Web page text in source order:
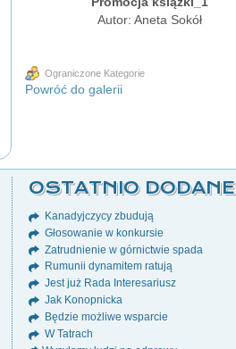
Autor: Aneta Sokół
Ograniczone Kategorie
Powróć do galerii
OSTATNIO DODANE
Kanadyjczycy zbudują
Głosowanie w konkursie
Zatrudnienie w górnictwie spada
Rumunii dynamitem ratują
Jest już Rada Interesariusz
Jak Konopnicka
Będzie możliwe wsparcie
W Tatrach